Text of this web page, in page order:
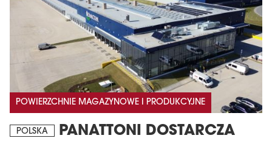
POWIERZCHNIE MAGAZYNOWE I PRODUKCYJNE
POLSKA
PANATTONI DOSTARCZA